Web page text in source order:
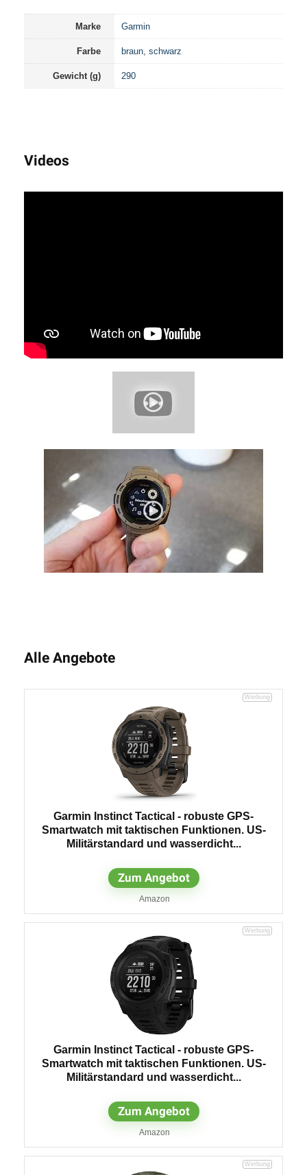
Marke Garmin
Farbe braun, schwarz
Gewicht (g) 290
Videos
Alle Angebote
Garmin Instinct Tactical - robuste GPS-
Smartwatch mit taktischen Funktionen. US-
Militärstandard und wasserdicht...
Zum Angebot
Amazon
Garmin Instinct Tactical - robuste GPS-
Smartwatch mit taktischen Funktionen. US-
Militärstandard und wasserdicht...
Zum Angebot
Amazon